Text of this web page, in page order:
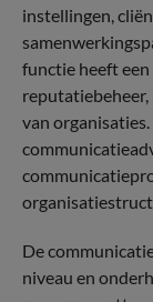
instellingen,
functie heeft
van
De
niveau en